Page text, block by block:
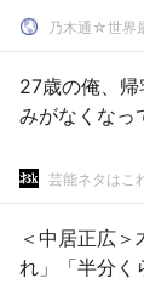
27歳の俺、
みがなくなっ
芸能ネタはこ
＜中居正広
れ」「半分く